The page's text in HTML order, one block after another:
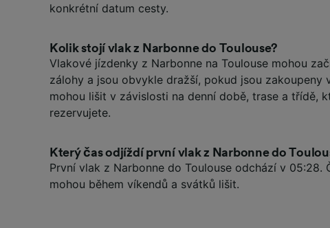
konkrétní datum cesty.
Kolik stojí vlak z Narbonne do Toulouse?
Vlakové jízdenky z Narbonne na Toulouse mohou
zálohy a jsou obvykle dražší, pokud jsou zakoupeny
mohou lišit v závislosti na denní době, trase a třídě,
rezervujete.
Který čas odjíždí první vlak z Narbonne do
První vlak z Narbonne do Toulouse odchází v 05:28.
mohou během víkendů a svátků lišit.